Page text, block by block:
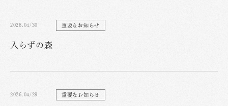
2026.04/30 重要なお知らせ
入らずの森
2026.04/29 重要なお知らせ